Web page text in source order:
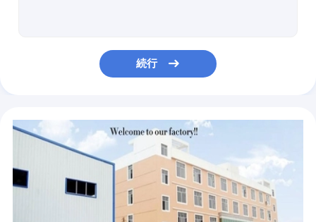
1.4301 1.4541 2mmのステンレス鋼 ワイヤー ロール0.1mm-0.64mmゲージ
TISCO 0.25mmの316Lステンレス鋼 ワイヤー ロール5.8m 6m長さ
783 718 625 601構造のための600のニッケルの合金鋼のコイル
4J29 4J32 4J33 4J34 4J36 4J50のニッケル合金の丸棒SGSの承認
続行